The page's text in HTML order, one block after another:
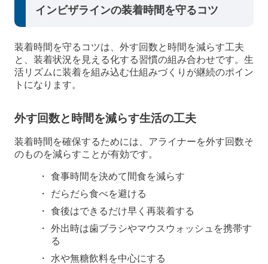
インビザラインの装着時間を守るコツ
装着時間を守るコツは、外す回数と時間を減らす工夫
と、装着状況を見える化する習慣の組み合わせです。生
活リズムに装着を組み込む仕組みづくりが継続のポイン
トになります。
外す回数と時間を減らす生活の工夫
装着時間を確保するためには、アライナーを外す回数そ
のものを減らすことが有効です。
食事時間を決めて間食を減らす
だらだら食べを避ける
食後はできるだけ早く再装着する
外出時は歯ブラシやマウスウォッシュを携帯す
る
水や無糖飲料を中心にする